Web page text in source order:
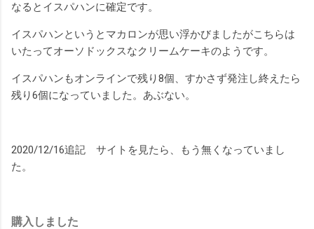
なるとイスパハンに確定です。
イスパハンというとマカロンが思い浮かびましたがこちらは
いたってオーソドックスなクリームケーキのようです。
イスパハンもオンラインで残り8個、すかさず発注し終えたら
残り6個になっていました。あぶない。
2020/12/16追記 サイトを見たら、もう無くなっていまし
た。
購入しました